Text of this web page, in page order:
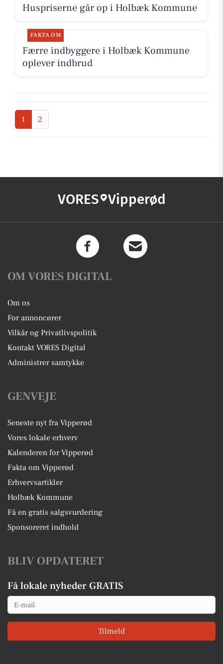
Huspriserne går op i Holbæk Kommune
FAKTA OM
Færre indbyggere i Holbæk Kommune
oplever indbrud
1 2
VORES Vipperød
OM VORES DIGITAL
Om os
For annoncører
Vilkår og Privatlivspolitik
Kontakt VORES Digital
Administrer samtykke
GENVEJE
Seneste nyt fra Vipperød
Vores lokale erhverv
Kalenderen for Vipperød
Fakta om Vipperød
Erhvervsartikler
Holbæk Kommune
Få en gratis salgsvurdering
Sponsoreret indhold
BLIV OPDATERET
Få lokale nyheder GRATIS
Email
Tilmeld